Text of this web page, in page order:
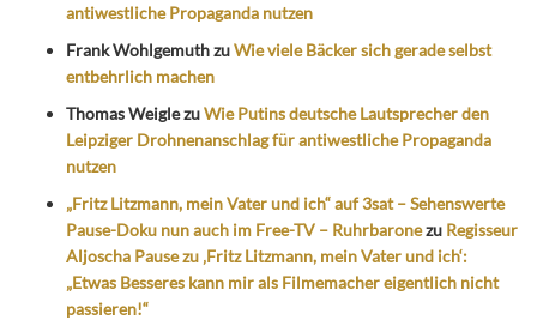
antiwestliche Propaganda nutzen
Frank WohlgemuthzuWie viele Bäcker sich gerade selbst
entbehrlich machen
Thomas WeiglezuWie Putins deutsche Lautsprecher den
Leipziger Drohnenanschlag für antiwestliche Propaganda
nutzen
„Fritz Litzmann, mein Vater und ich“ auf 3sat – Sehenswerte
Pause-Doku nun auch im Free-TV – Ruhrbaronezu Regisseur
Aljoscha Pause zu ‚Fritz Litzmann, mein Vater und ich‘:
„Etwas Besseres kann mir als Filmemacher eigentlich nicht
passieren!“